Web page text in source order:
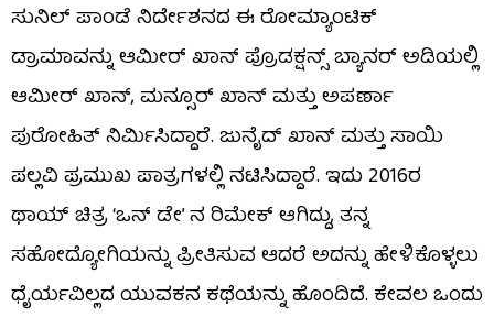
ಸುನಿಲ್ ಪಾಂಡೆ ನಿರ್ದೇಶನದ ಈ ರೋಮ್ಯಾಂಟಿಕ್
ಡ್ರಾಮಾವನ್ನು ಆಮೀರ್ ಖಾನ್ ಪ್ರೊಡಕ್ಷನ್ಸ್ ಬ್ಯಾನರ್ ಅಡಿಯಲ್ಲಿ
ಆಮೀರ್ ಖಾನ್, ಮನ್ಸೂರ್ ಖಾನ್ ಮತ್ತು ಅಪರ್ಣಾ
ಪುರೋಹಿತ್ ನಿರ್ಮಿಸಿದ್ದಾರೆ. ಜುನೈದ್ ಖಾನ್ ಮತ್ತು ಸಾಯಿ
ಪಲ್ಲವಿ ಪ್ರಮುಖ ಪಾತ್ರಗಳಲ್ಲಿ ನಟಿಸಿದ್ದಾರೆ. ಇದು 2016ರ
ಥಾಯ್ ಚಿತ್ರ ‘ಒನ್ ಡೇ’ ನ ರಿಮೇಕ್ ಆಗಿದ್ದು, ತನ್ನ
ಸಹೋದ್ಯೋಗಿಯನ್ನು ಪ್ರೀತಿಸುವ ಆದರೆ ಅದನ್ನು ಹೇಳಿಕೊಳ್ಳಲು
ಧೈರ್ಯವಿಲ್ಲದ ಯುವಕನ ಕಥೆಯನ್ನು ಹೊಂದಿದೆ. ಕೇವಲ ಒಂದು